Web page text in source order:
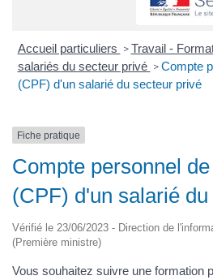
Accueil particuliers > Travail -
salariés du secteur privé > Compte
(CPF) d'un salarié du secteur privé
Fiche pratique
Compte personnel
(CPF) d'un salarié
Vérifié le 23/06/2023 - Direction de
(Première ministre)
Vous souhaitez suivre une formation